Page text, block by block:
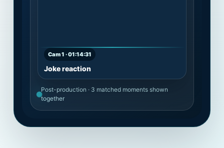
Cam 1 · 01:14:31
Joke reaction
Post-production · 3 matched moments shown
together